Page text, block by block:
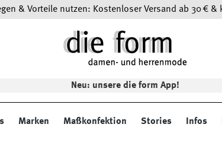
& Vorteile nutzen: Kostenloser Versand ab 30 € &
Neu: unsere die form App!
Marken Maßkonfektion Stories Infos